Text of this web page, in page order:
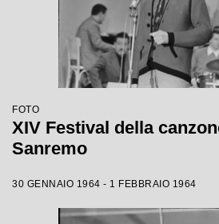
FOTO
XIV Festival della
Sanremo
30 GENNAIO 1964 - 1 FEBBRAIO 1964